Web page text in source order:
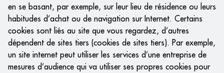
en se basant, par exemple, sur leur lieu de résidence ou leurs
habitudes d’achat ou de navigation sur Internet. Certains
cookies sont liés au site que vous regardez, d’autres
dépendent de sites tiers (cookies de sites tiers). Par exemple,
un site internet peut utiliser les services d’une entreprise de
mesures d’audience qui va utiliser ses propres cookies pour